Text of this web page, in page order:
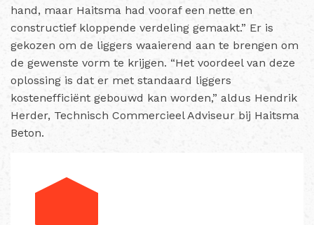
hand, maar Haitsma had vooraf een nette en
constructief kloppende verdeling gemaakt.” Er is
gekozen om de liggers waaierend aan te brengen om
de gewenste vorm te krijgen. “Het voordeel van deze
oplossing is dat er met standaard liggers
kostenefficiënt gebouwd kan worden,” aldus Hendrik
Herder, Technisch Commercieel Adviseur bij Haitsma
Beton.